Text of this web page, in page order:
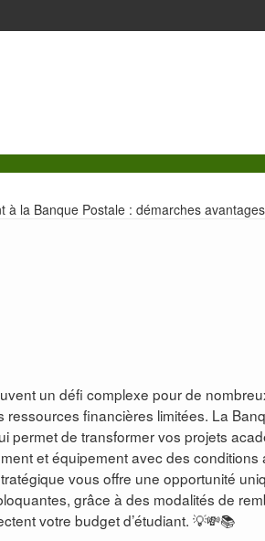
à la Banque Postale : démarches
un défi complexe pour de
financières limitées. La
permet de transformer vos projets
et équipement avec des
vous offre une opportunité
grâce à des modalités de
votre budget d’étudiant. 💡💸📚